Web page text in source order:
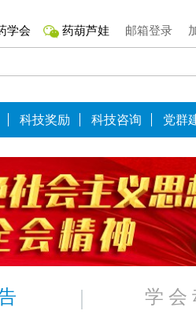
学会 药葫芦娃 邮箱登录
科技奖励 科技咨询 党群
学 会